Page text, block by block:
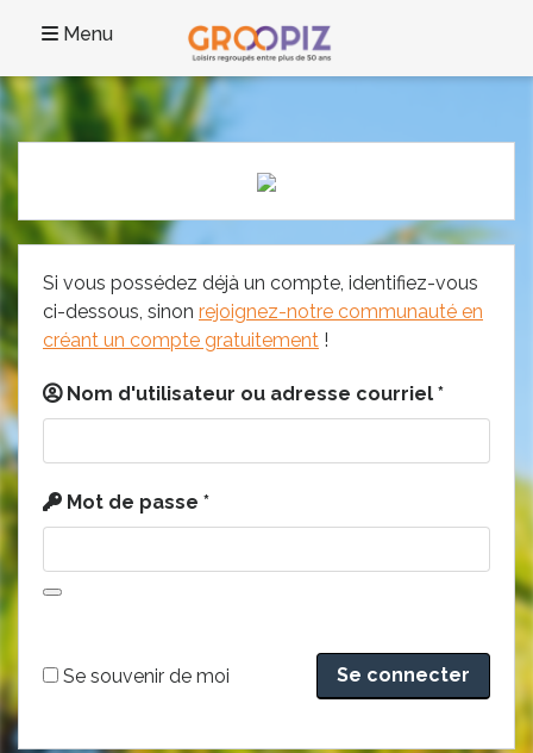
Menu
Si vous possédez déjà un compte, identifiez-vous
ci-dessous, sinon rejoignez-notre communauté en
créant un compte gratuitement !
Nom d'utilisateur ou adresse courriel *
Mot de passe *
Alternative:
Se souvenir de moi